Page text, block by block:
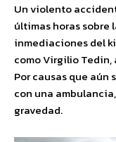
Un violento
últimas horas sobre
inmediaciones del
como Virgilio Tedin,
Por causas que
con una
gravedad.